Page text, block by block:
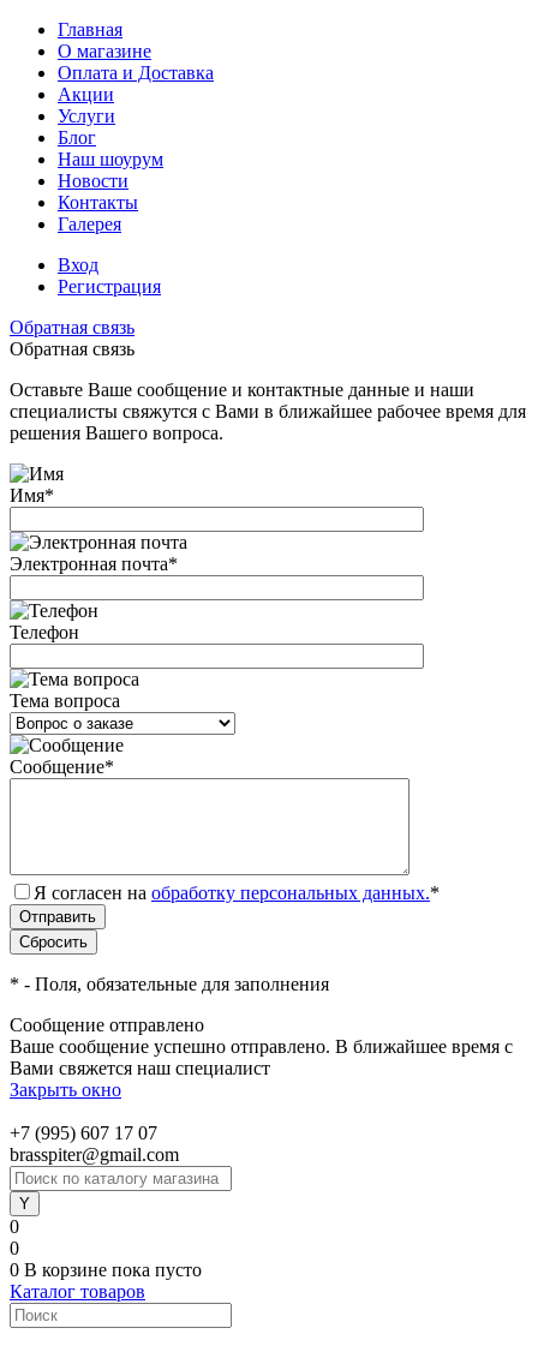
Главная
О магазине
Оплата и Доставка
Акции
Услуги
Блог
Наш шоурум
Новости
Контакты
Галерея
Вход
Регистрация
Обратная связь
Обратная связь
Оставьте Ваше сообщение и контактные данные и наши
специалисты свяжутся с Вами в ближайшее рабочее время для
решения Вашего вопроса.
Имя*
Электронная почта*
Телефон
Тема вопроса
Сообщение*
Я согласен на обработку персональных данных.*
* - Поля, обязательные для заполнения
Сообщение отправлено
Ваше сообщение успешно отправлено. В ближайшее время с
Вами свяжется наш специалист
Закрыть окно
+7 (995) 607 17 07
brasspiter@gmail.com
0
0
0 В корзине пока пусто
Каталог товаров